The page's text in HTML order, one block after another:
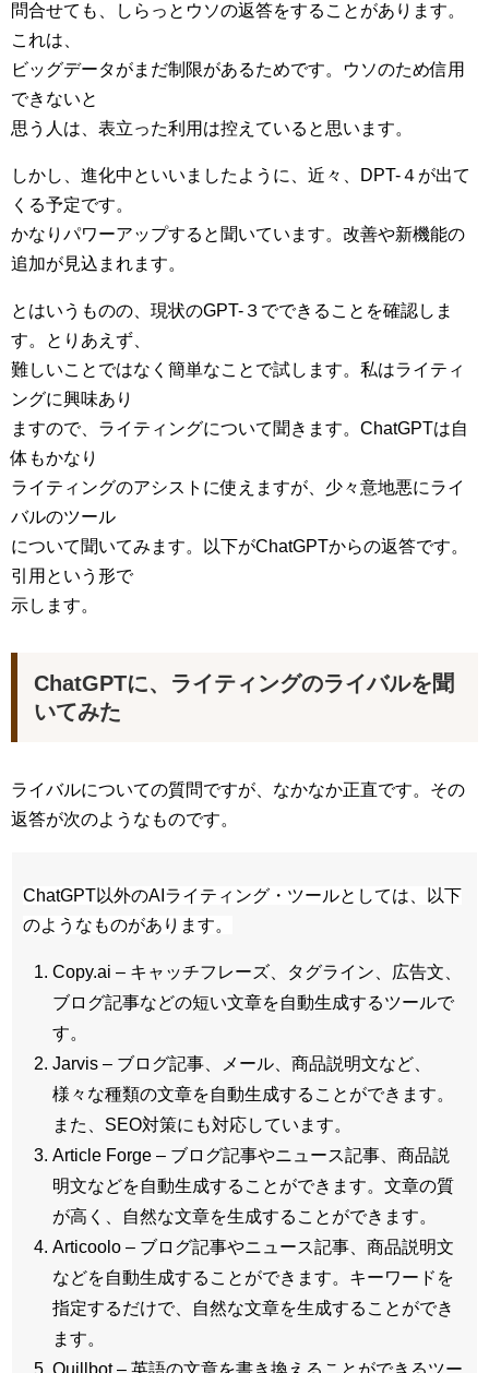
問合せても、しらっとウソの返答をすることがあります。
これは、
ビッグデータがまだ制限があるためです。ウソのため信用
できないと
思う人は、表立った利用は控えていると思います。
しかし、進化中といいましたように、近々、DPT-４が出て
くる予定です。
かなりパワーアップすると聞いています。改善や新機能の
追加が見込まれます。
とはいうものの、現状のGPT-３でできることを確認しま
す。とりあえず、
難しいことではなく簡単なことで試します。私はライティ
ングに興味あり
ますので、ライティングについて聞きます。ChatGPTは自
体もかなり
ライティングのアシストに使えますが、少々意地悪にライ
バルのツール
について聞いてみます。以下がChatGPTからの返答です。
引用という形で
示します。
ChatGPTに、ライティングのライバルを聞
いてみた
ライバルについての質問ですが、なかなか正直です。その
返答が次のようなものです。
ChatGPT以外のAIライティング・ツールとしては、以下
のようなものがあります。
Copy.ai – キャッチフレーズ、タグライン、広告文、
ブログ記事などの短い文章を自動生成するツールで
す。
Jarvis – ブログ記事、メール、商品説明文など、
様々な種類の文章を自動生成することができます。
また、SEO対策にも対応しています。
Article Forge – ブログ記事やニュース記事、商品説
明文などを自動生成することができます。文章の質
が高く、自然な文章を生成することができます。
Articoolo – ブログ記事やニュース記事、商品説明文
などを自動生成することができます。キーワードを
指定するだけで、自然な文章を生成することができ
ます。
Quillbot – 英語の文章を書き換えることができるツー